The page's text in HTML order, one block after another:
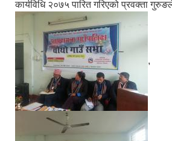
कार्यविधि २०७५ पारित गरिएको प्रवक्ता
,